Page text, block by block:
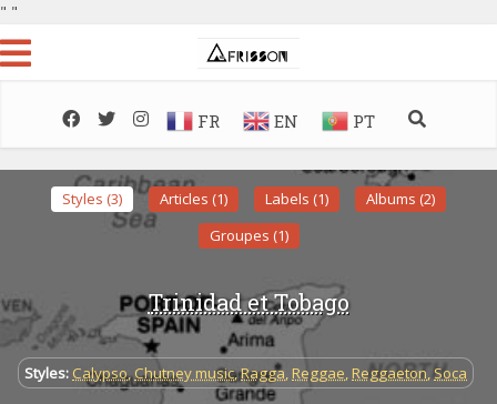
" "
FR EN PT
Styles (3) Articles (1) Labels (1)
Albums (2)
Groupes (1)
Trinidad et Tobago
Styles: Calypso, Chutney music,Ragga, Reggae, Reggaeton,Soca